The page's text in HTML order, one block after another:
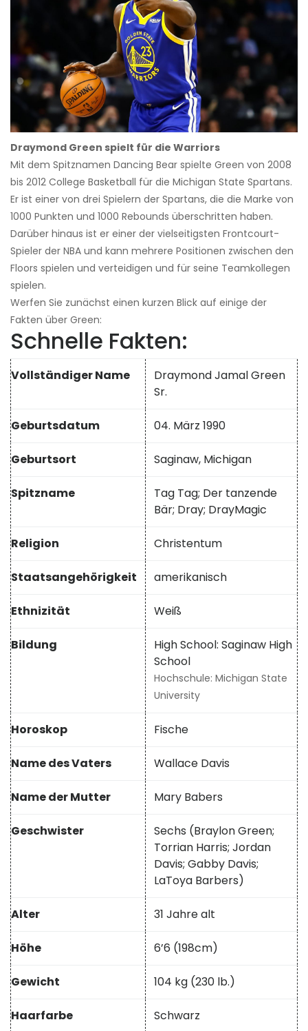
Draymond Green spielt für die Warriors
Mit dem Spitznamen Dancing Bear spielte Green von 2008
bis 2012 College Basketball für die Michigan State Spartans.
Er ist einer von drei Spielern der Spartans, die die Marke von
1000 Punkten und 1000 Rebounds überschritten haben.
Darüber hinaus ist er einer der vielseitigsten Frontcourt-
Spieler der NBA und kann mehrere Positionen zwischen den
Floors spielen und verteidigen und für seine Teamkollegen
spielen.
Werfen Sie zunächst einen kurzen Blick auf einige der
Fakten über Green:
Schnelle Fakten:
Vollständiger Name
Draymond Jamal Green
Sr.
Geburtsdatum 04. März 1990
Geburtsort Saginaw, Michigan
Spitzname
Tag Tag; Der tanzende
Bär; Dray; DrayMagic
Religion Christentum
Staatsangehörigkeit amerikanisch
Ethnizität Weiß
Bildung
High School: Saginaw High
School
Hochschule: Michigan State
University
Horoskop Fische
Name des Vaters Wallace Davis
Name der Mutter Mary Babers
Geschwister
Sechs (Braylon Green;
Torrian Harris; Jordan
Davis; Gabby Davis;
LaToya Barbers)
Alter 31 Jahre alt
Höhe 6’6 (198cm)
Gewicht 104 kg (230 lb.)
Haarfarbe Schwarz